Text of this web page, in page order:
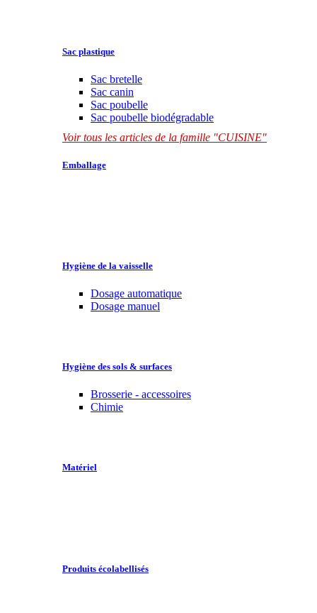
Sac plastique
Sac bretelle
Sac canin
Sac poubelle
Sac poubelle biodégradable
Voir tous les articles de la famille "CUISINE"
Emballage
Hygiène de la vaisselle
Dosage automatique
Dosage manuel
Hygiène des sols & surfaces
Brosserie - accessoires
Chimie
Matériel
Produits écolabellisés